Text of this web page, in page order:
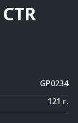
CTR
GP0234
121 г.